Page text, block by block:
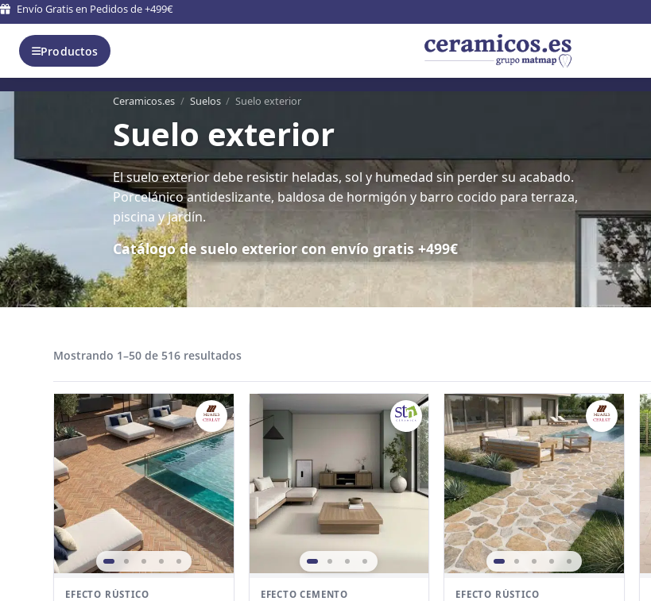
Entrega en 5 - 9 días laborales
Productos
Ceramicos.es / Suelos / Suelo exterior
Suelo exterior
El suelo exterior debe resistir heladas, sol y humedad sin perder su acabado.
Porcelánico antideslizante, baldosa de hormigón y barro cocido para terraza,
piscina y jardín.
Catálogo de suelo exterior con envío gratis +499€
Mostrando 1–50 de 516 resultados
EFECTO RÚSTICO EFECTO CEMENTO EFECTO RÚSTICO